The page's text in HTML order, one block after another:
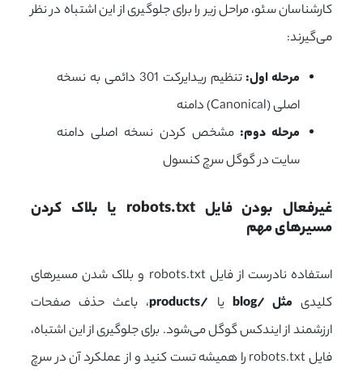
کارشناسان سئو، مراحل زیر را برای جلوگیری از این اشتباه در نظر
می‌گیرند:
مرحله اول:
تنظیم ریدایرکت 301 دائمی به نسخه
اصلی (Canonical) دامنه
مرحله دوم:مشخص کردن نسخه اصلی دامنه
سایت در گوگل سرچ کنسول
غیرفعال بودن فایل robots.txt یا بلاک کردن
مسیرهای مهم
استفاده نادرست از فایل robots.txt و بلاک شدن مسیرهای
کلیدی مثل /blog یا /products
، باعث حذف صفحات
ارزشمند از ایندکس گوگل می‌شود. برای جلوگیری از این اشتباه،
فایل robots.txt را همیشه تست کنید و از عملکرد آن در سرچ